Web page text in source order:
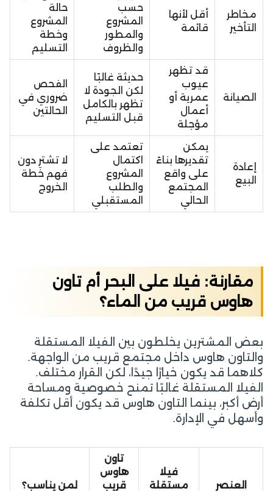
مخاطر
التأخير
أقل لأنها
قائمة
حسب
المشروع
والمطور
والظروف
حالة
المشروع
وخطة
التسليم
الصيانة
قد تظهر
عيوب
عمرية أو
أعمال
مؤجلة
حديثة غالبًا
لكن الجودة لا
تظهر بالكامل
قبل التسليم
الفحص
ضروري في
الحالتين
إعادة
البيع
يمكن
تقديرها بناءً
على واقع
المجتمع
الحالي
تعتمد على
اكتمال
المشروع
والطلب
المستقبلي
لا تشترِ دون
فهم خطة
الخروج
مقارنة: فيلا على البحر أم تاون
هاوس قريب من الماء؟
بعض المشترين يخلطون بين الفيلا المستقلة
والتاون هاوس داخل مجتمع قريب من الواجهة.
كلاهما قد يكون خيارًا جيدًا، لكن القرار مختلف.
الفيلا المستقلة غالبًا تمنح خصوصية ومساحة
أرض أكبر، بينما التاون هاوس قد يكون أقل تكلفة
وأسهل في الإدارة.
العنصر
فيلا
مستقلة
تاون
هاوس
قريب
لمن يناسب؟